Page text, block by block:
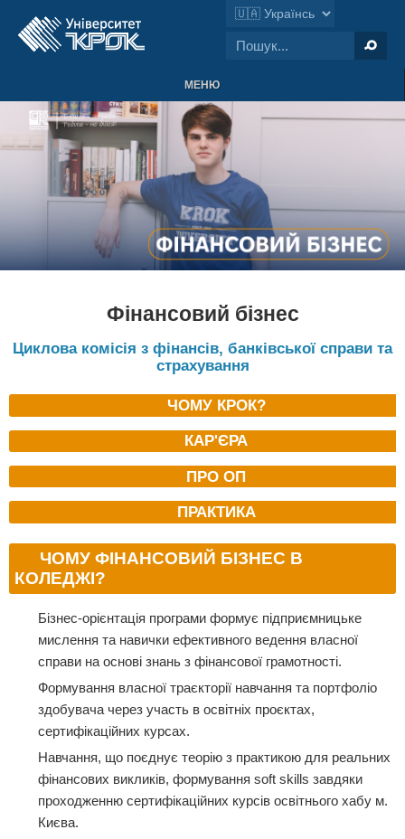
МЕНЮ
Фінансовий бізнес
Циклова комісія з фінансів, банківської справи та
страхування
ЧОМУ КРОК?
КАР'ЄРА
ПРО ОП
ПРАКТИКА
ЧОМУ ФІНАНСОВИЙ БІЗНЕС В
КОЛЕДЖІ?
Бізнес-орієнтація програми формує підприємницьке
мислення та навички ефективного ведення власної
справи на основі знань з фінансової грамотності.
Формування власної траєкторії навчання та портфоліо
здобувача через участь в освітніх проєктах,
сертифікаційних курсах.
Навчання, що поєднує теорію з практикою для реальних
фінансових викликів, формування soft skills завдяки
проходженню сертифікаційних курсів освітнього хабу м.
Києва.